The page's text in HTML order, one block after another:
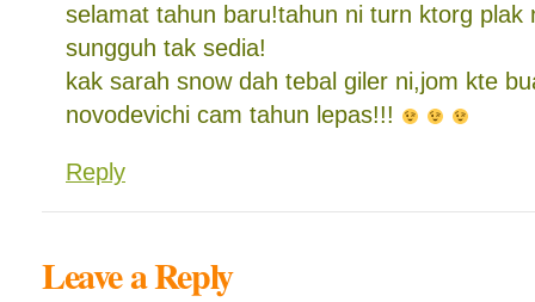
selamat tahun baru!tahun ni turn ktorg plak
sungguh tak sedia!
kak sarah snow dah tebal giler ni,jom kte
novodevichi cam tahun lepas!!!
Reply
Leave a Reply